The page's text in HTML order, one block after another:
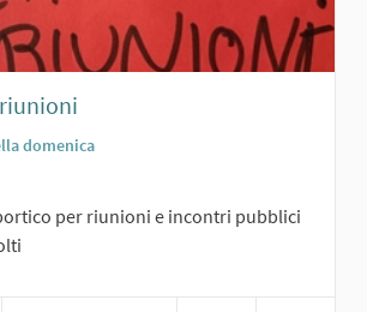
domenica
per riunioni e incontri pubblici